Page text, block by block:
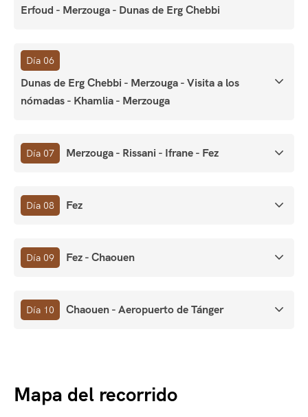
Erfoud - Merzouga - Dunas de Erg Chebbi
Día 06
Dunas de Erg Chebbi - Merzouga - Visita a los
nómadas - Khamlia - Merzouga
Día 07 Merzouga - Rissani - Ifrane - Fez
Día 08 Fez
Día 09 Fez - Chaouen
Día 10 Chaouen - Aeropuerto de Tánger
Mapa del recorrido